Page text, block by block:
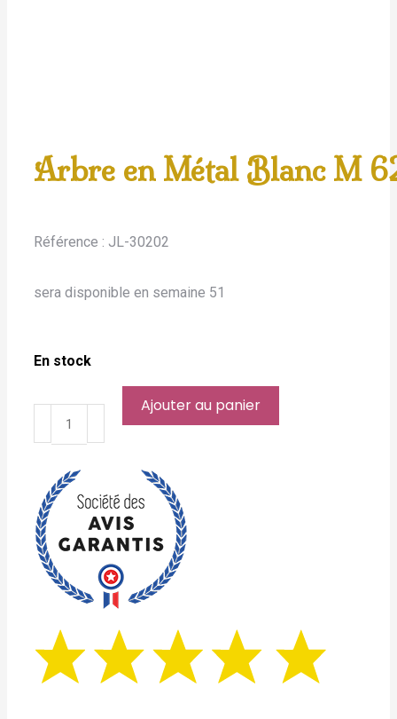
Arbre en Métal Blanc M
Référence : JL-30202
sera disponible en semaine 51
En stock
Métal
Blanc
M
62x62x73cm
Ajouter au panier